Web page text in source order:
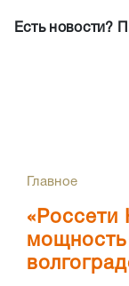
Есть новости?
Главное
«Россети
мощность